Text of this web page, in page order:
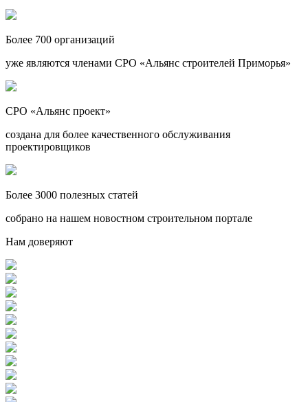
Более 700 организаций
уже являются членами СРО «Альянс строителей Приморья»
СРО «Альянс проект»
создана для более качественного обслуживания
проектировщиков
Более 3000 полезных статей
собрано на нашем новостном строительном портале
Нам доверяют